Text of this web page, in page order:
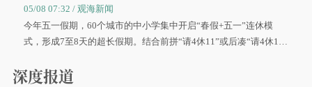
05/08 07:32 / 观海新闻
今年五一假期，60个城市的中小学集中开启“春假+五一”连休模
式，形成7至8天的超长假期。结合前拼“请4休11”或后凑“请4休1
深度报道